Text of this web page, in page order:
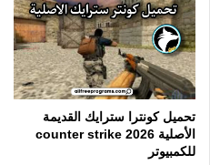
تحميل كونترا سترايك القديمة
الأصلية counter strike 2026
للكمبيوتر